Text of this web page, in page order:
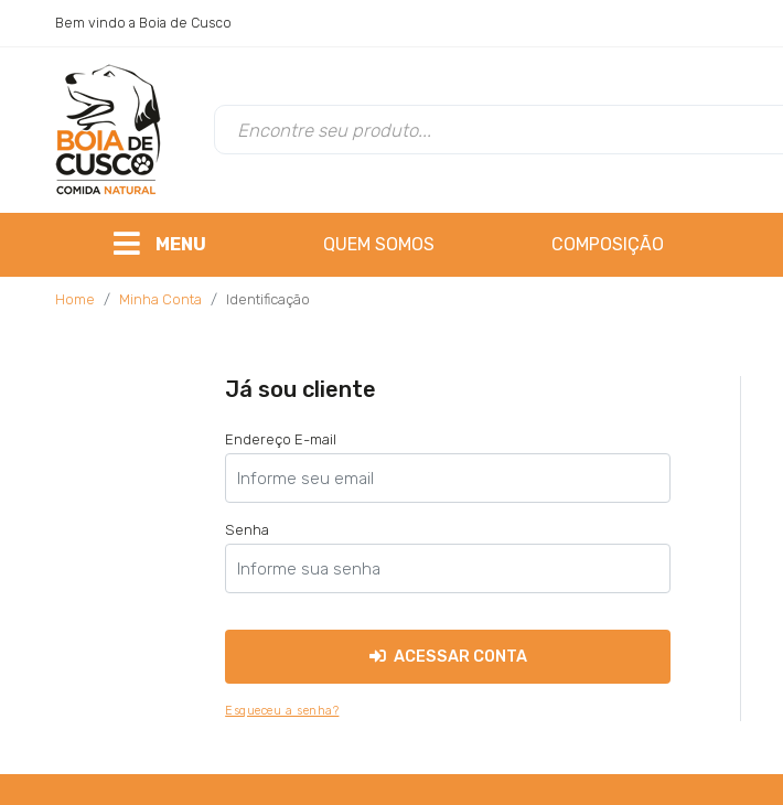
Bem vindo a Boia de Cusco
MENU QUEM SOMOS COMPOSIÇÃO
Home Minha Conta Identificação
Já sou cliente
Endereço E-mail
Senha
ACESSAR CONTA
Esqueceu a senha?